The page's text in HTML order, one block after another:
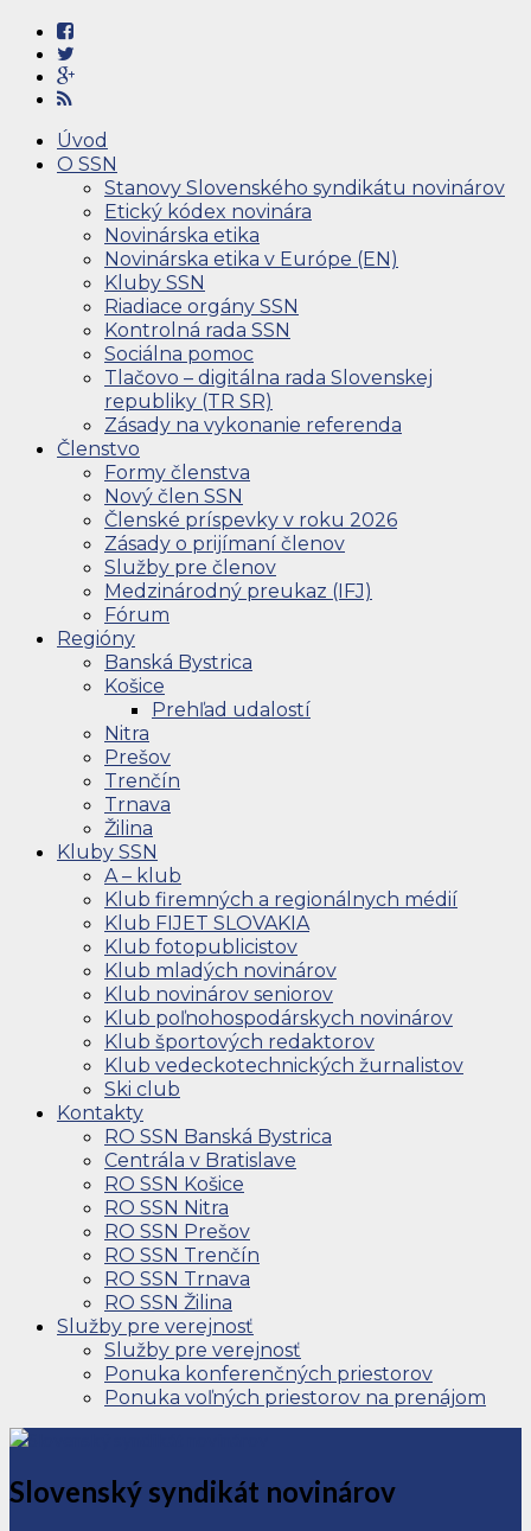
Úvod
O SSN
Stanovy Slovenského syndikátu novinárov
Etický kódex novinára
Novinárska etika
Novinárska etika v Európe (EN)
Kluby SSN
Riadiace orgány SSN
Kontrolná rada SSN
Sociálna pomoc
Tlačovo – digitálna rada Slovenskej
republiky (TR SR)
Zásady na vykonanie referenda
Členstvo
Formy členstva
Nový člen SSN
Členské príspevky v roku 2026
Zásady o prijímaní členov
Služby pre členov
Medzinárodný preukaz (IFJ)
Fórum
Regióny
Banská Bystrica
Košice
Prehľad udalostí
Nitra
Prešov
Trenčín
Trnava
Žilina
Kluby SSN
A – klub
Klub firemných a regionálnych médií
Klub FIJET SLOVAKIA
Klub fotopublicistov
Klub mladých novinárov
Klub novinárov seniorov
Klub poľnohospodárskych novinárov
Klub športových redaktorov
Klub vedeckotechnických žurnalistov
Ski club
Kontakty
RO SSN Banská Bystrica
Centrála v Bratislave
RO SSN Košice
RO SSN Nitra
RO SSN Prešov
RO SSN Trenčín
RO SSN Trnava
RO SSN Žilina
Služby pre verejnosť
Služby pre verejnosť
Ponuka konferenčných priestorov
Ponuka voľných priestorov na prenájom
Slovenský syndikát novinárov